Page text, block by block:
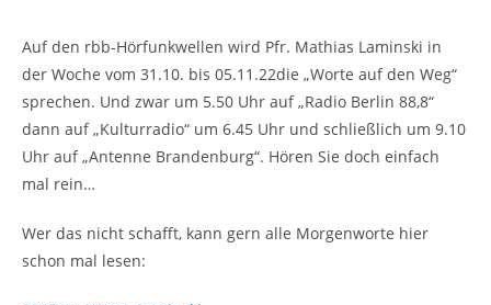
Auf den rbb-Hörfunkwellen wird Pfr. Mathias Laminski in
der Woche vom 31.10. bis 05.11.22die „Worte auf den Weg“
sprechen. Und zwar um 5.50 Uhr auf „Radio Berlin 88,8“
dann auf „Kulturradio“ um 6.45 Uhr und schließlich um 9.10
Uhr auf „Antenne Brandenburg“. Hören Sie doch einfach
mal rein…
Wer das nicht schafft, kann gern alle Morgenworte hier
schon mal lesen: